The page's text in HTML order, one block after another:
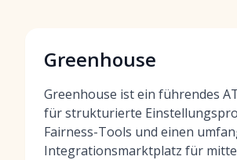
Greenhouse
Greenhouse ist ein führendes
für strukturierte
Fairness-Tools und einen
Integrationsmarktplatz für